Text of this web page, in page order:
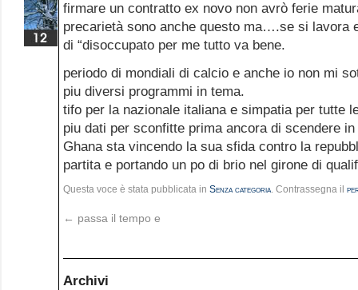
firmare un contratto ex novo non avrò ferie
precarietà sono anche questo ma….se si lavora
di “disoccupato per me tutto va bene.
periodo di mondiali di calcio e anche io non mi
piu diversi programmi in tema.
tifo per la nazionale italiana e simpatia per tutte
piu dati per sconfitte prima ancora di scendere
Ghana sta vincendo la sua sfida contro la
partita e portando un po di brio nel girone di
Questa voce è stata pubblicata in Senza categoria. Contrassegna il
← passa il tempo e
Archivi